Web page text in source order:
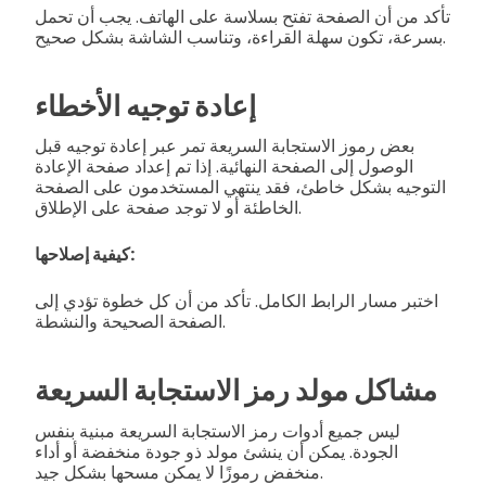
تأكد من أن الصفحة تفتح بسلاسة على الهاتف. يجب أن تحمل
بسرعة، تكون سهلة القراءة، وتناسب الشاشة بشكل صحيح.
إعادة توجيه الأخطاء
بعض رموز الاستجابة السريعة تمر عبر إعادة توجيه قبل
الوصول إلى الصفحة النهائية. إذا تم إعداد صفحة الإعادة
التوجيه بشكل خاطئ، فقد ينتهي المستخدمون على الصفحة
الخاطئة أو لا توجد صفحة على الإطلاق.
كيفية إصلاحها:
اختبر مسار الرابط الكامل. تأكد من أن كل خطوة تؤدي إلى
الصفحة الصحيحة والنشطة.
مشاكل مولد رمز الاستجابة السريعة
ليس جميع أدوات رمز الاستجابة السريعة مبنية بنفس
الجودة. يمكن أن ينشئ مولد ذو جودة منخفضة أو أداء
منخفض رموزًا لا يمكن مسحها بشكل جيد.